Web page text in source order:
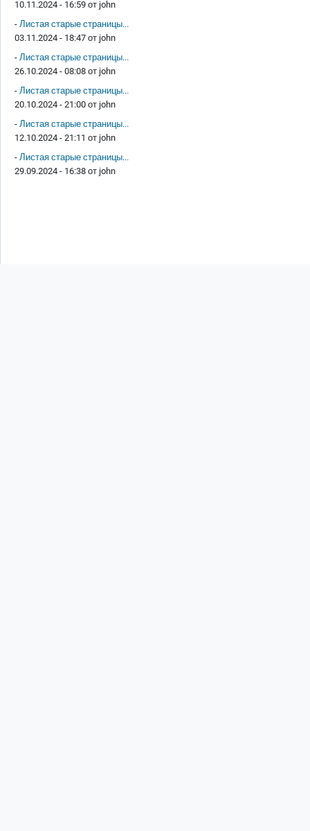
10.11.2024 - 16:59 от john
- Листая старые страницы...
03.11.2024 - 18:47 от john
- Листая старые страницы...
26.10.2024 - 08:08 от john
- Листая старые страницы...
20.10.2024 - 21:00 от john
- Листая старые страницы...
12.10.2024 - 21:11 от john
- Листая старые страницы...
29.09.2024 - 16:38 от john